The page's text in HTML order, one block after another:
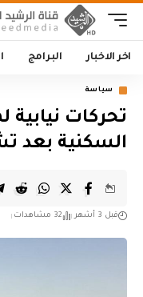
اخر الاخبار البرامج
سياسة
تحركات
السكنية بعد
قبل 3 أشهر 32 مشاهدات